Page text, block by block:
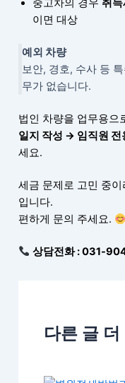
중고차의 경우 취
이면 대상
예외 차량
보안, 경호, 수사 등
무가 없습니다.
법인 차량을 업무용으
일지 작성 → 임직원 전
세요.
세금 문제로 고민 중
입니다.
편하게 문의 주세요.
상담전화 : 031-
다른 글 더